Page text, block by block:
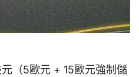
（5歐元 + 15歐元強制儲